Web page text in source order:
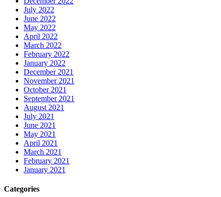
July 2022
June 2022
May 2022
April 2022
March 2022
February 2022
January 2022
December 2021
November 2021
October 2021
September 2021
August 2021
July 2021
June 2021
May 2021
April 2021
March 2021
February 2021
January 2021
Categories